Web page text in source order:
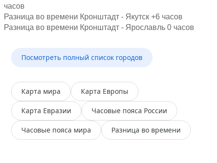
часов
Разница во времени Кронштадт - Якутск +6 часов
Разница во времени Кронштадт - Ярославль 0 часов
Посмотреть полный список городов
Карта мира Карта Европы
Карта Евразии Часовые пояса России
Часовые пояса мира Разница во времени